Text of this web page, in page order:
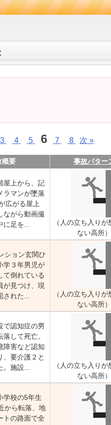
3 4 5 6 7 8 次 »
概要 事故パター
屋上から、記
ラマンが墜落
広がる屋上
ながら動画撮
に足を...
（人の立ち入りが
ない高所）
ション玄関ひ
学３年男児が
て倒れている
が見つけ、現
された...
（人の立ち入りが
ない高所）
で認知症の男
して死亡。
障害など認知
、要介護２と
。施設...
（人の立ち入りが
ない高所）
学校の5年生
から転落、地
トの路面で全